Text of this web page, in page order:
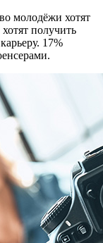
молодёжи хотят
получить
17%